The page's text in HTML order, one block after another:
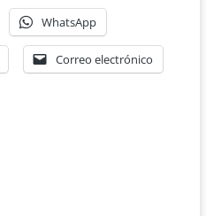
WhatsApp
Correo electrónico